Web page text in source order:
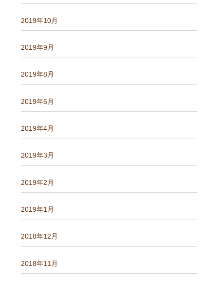
2019年10月
2019年9月
2019年8月
2019年6月
2019年4月
2019年3月
2019年2月
2019年1月
2018年12月
2018年11月